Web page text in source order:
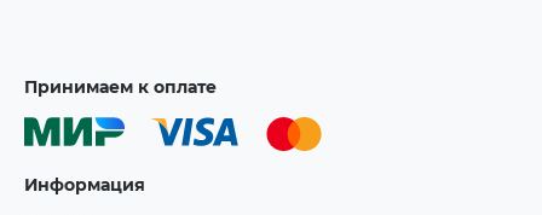
Принимаем к оплате
Информация